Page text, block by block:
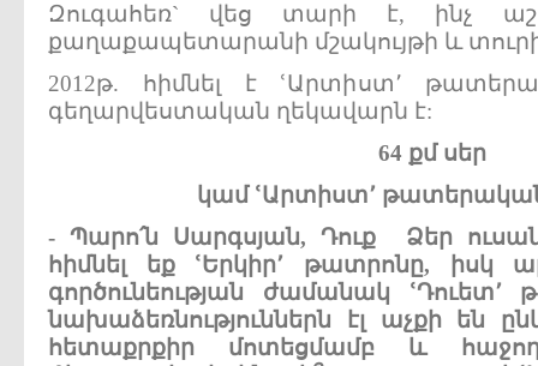
Զուգահեռ` վեց տարի է, ինչ
քաղաքապետարանի մշակույթի և
2012թ. հիմնել է ՙԱրտիստ՚
գեղարվեստական ղեկավարն է:
64 քմ սեր
կամ ՙԱրտիստ՚
- Պարո՛ն Սարգսյան, Դուք Ձեր
հիմնել եք ՙԵրկիր՚ թատրոնը, իսկ
գործունեության ժամանակ ՙԴուետ՚
նախաձեռնություններն
էլ աչքի են
հետաքրքիր մոտեցմամբ և